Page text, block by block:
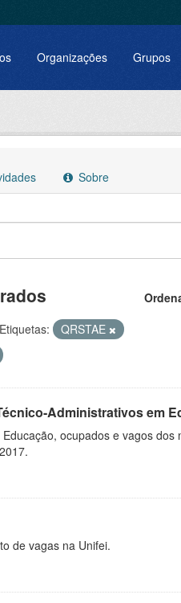
Organizações Grupos
Sobre
Etiquetas:
QRSTAE
Administrativos em
ocupados e vagos dos
de vagas na Unifei.